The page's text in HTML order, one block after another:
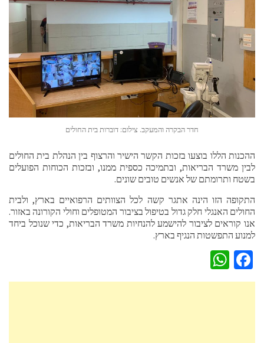
חדר הבקרה והמעקב. צילום: דוברות בית החולים
ההכנות הללו בוצעו בזכות הקשר הישיר והרצוף בין הנהלת בית החולים
לבין משרד הבריאות, ובתמיכה כספית ממנו, ובזכות הכוחות הפועלים
בשטח ותרומתם של אנשים טובים שונים.
התקופה הזו הינה אתגר קשה לכל הצוותים הרפואיים בארץ, ולבית
החולים האנגלי חלק גדול בטיפול בציבור המטופלים וחולי הקורונה באזור.
אנו קוראים לציבור להישמע להנחיות משרד הבריאות, כדי שנוכל ביחד
למנוע התפשטות הנגיף בארץ.
Facebook